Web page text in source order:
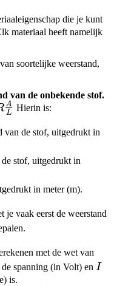
die je kunt
materiaal heeft namelijk
soortelijke weerstand,
van de onbekende stof.
L
A Hierin is:
van de stof, uitgedrukt in
stof, uitgedrukt in
in meter (m).
je vaak eerst de weerstand
met de wet van
de spanning (in Volt) en II
is.